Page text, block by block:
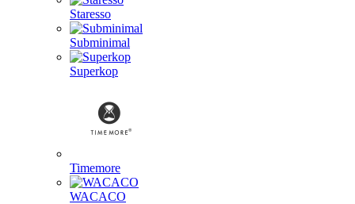
Staresso
Subminimal
Superkop
Timemore
WACACO